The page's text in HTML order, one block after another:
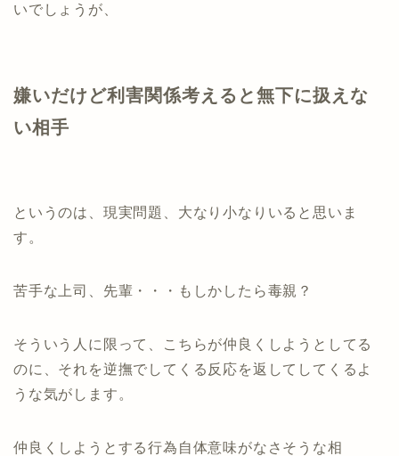
いでしょうが、
嫌いだけど利害関係考えると無下に扱えな
い相手
というのは、現実問題、大なり小なりいると思いま
す。
苦手な上司、先輩・・・もしかしたら毒親？
そういう人に限って、こちらが仲良くしようとしてる
のに、それを逆撫でしてくる反応を返してしてくるよ
うな気がします。
仲良くしようとする行為自体意味がなさそうな相